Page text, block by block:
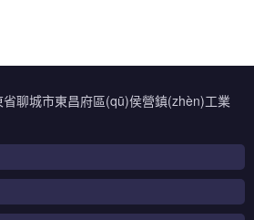
聊城市東昌府區(qū)侯營鎮(zhèn)工業